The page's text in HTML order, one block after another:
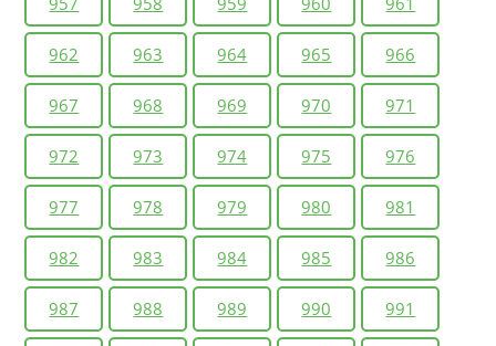
962 963 964 965 966
967 968 969 970 971
972 973 974 975 976
977 978 979 980 981
982 983 984 985 986
987 988 989 990 991